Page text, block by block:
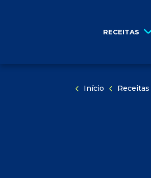
RECEITAS
Início Receitas